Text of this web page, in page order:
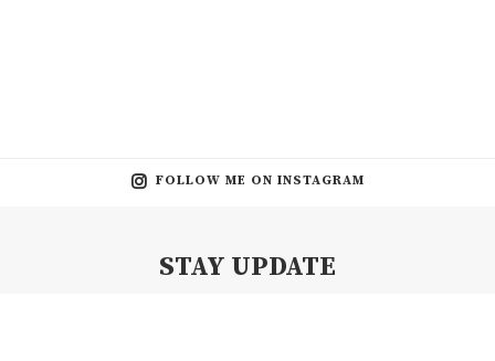
FOLLOW ME ON INSTAGRAM
STAY UPDATE